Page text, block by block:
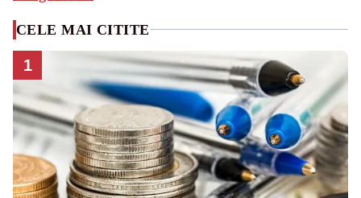
CELE MAI CITITE
1